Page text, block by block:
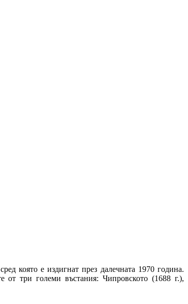
която е издигнат през далечната 1970 година.
от три големи въстания: Чипровското (1688 г.),